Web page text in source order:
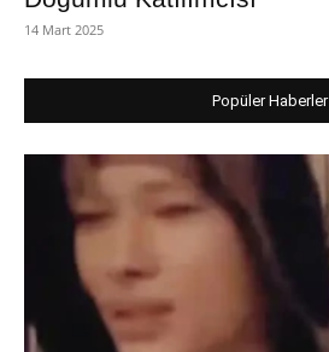
14 Mart 2025
Popüler Haberler